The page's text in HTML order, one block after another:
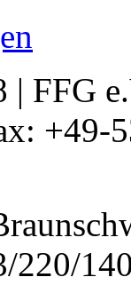
FFG
+49-
220/